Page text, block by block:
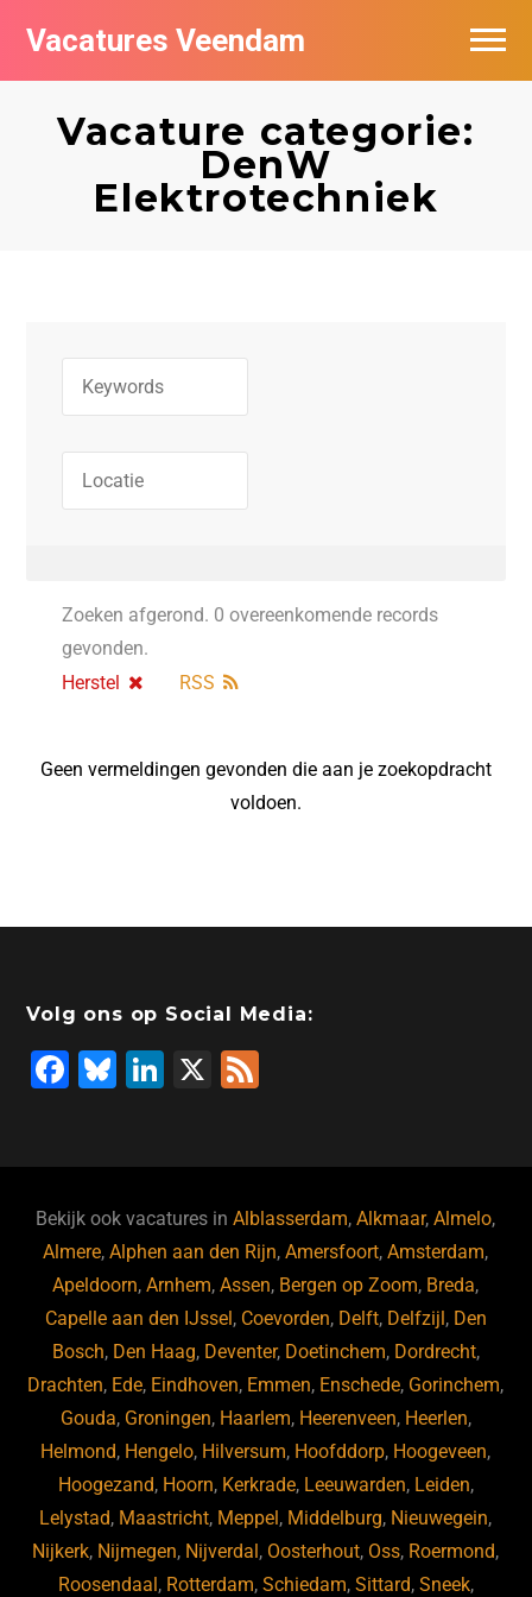
Vacatures Veendam
Vacature categorie:
DenW
Elektrotechniek
Zoeken afgerond. 0 overeenkomende records
gevonden.
Herstel
RSS
Geen vermeldingen gevonden die aan je zoekopdracht
voldoen.
Volg ons op Social Media:
F
b
o
o
k
Bl
ky
Li
dI
n
X
Bekijk ook vacatures inAlblasserdam,Alkmaar,Almelo,
Almere,Alphen aan den Rijn,Amersfoort,Amsterdam,
Apeldoorn,Arnhem,Assen, Bergen op Zoom, Breda,
Capelle aan den IJssel , Coevorden, Delft, Delfzijl , Den
Bosch, Den Haag, Deventer, Doetinchem, Dordrecht,
Drachten, Ede, Eindhoven, Emmen, Enschede, Gorinchem,
Gouda, Groningen, Haarlem, Heerenveen, Heerlen,
Helmond, Hengelo, Hilversum, Hoofddorp, Hoogeveen,
Hoogezand, Hoorn, Kerkrade, Leeuwarden, Leiden,
Lelystad, Maastricht, Meppel , Middelburg, Nieuwegein,
Nijkerk, Nijmegen, Nijverdal , Oosterhout, Oss, Roermond,
Roosendaal , Rotterdam, Schiedam, Sittard, Sneek,
Vacatures per bedrijf